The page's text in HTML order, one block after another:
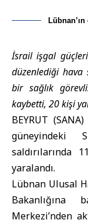
İsrail işgal
düzenlediği hava
bir sağlık
kaybetti, 20 kişi
BEYRUT
güneyindeki
saldırılarında
yaralandı.
Lübnan Ulusal
Bakanlığına
Merkezi’nden